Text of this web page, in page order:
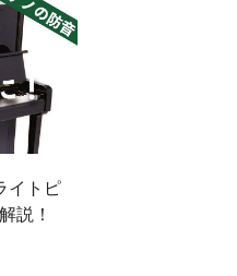
イトピ
説！